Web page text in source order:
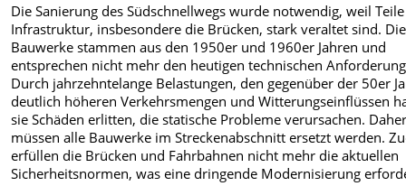
Die Sanierung des Südschnellwegs wurde notwendig, weil
Infrastruktur, insbesondere die Brücken, stark veraltet sind.
Bauwerke stammen aus den 1950er und 1960er Jahren und
entsprechen nicht mehr den heutigen technischen
Durch jahrzehntelange Belastungen, den gegenüber der 50er
deutlich höheren Verkehrsmengen und Witterungseinflüssen
sie Schäden erlitten, die statische Probleme verursachen.
müssen alle Bauwerke im Streckenabschnitt ersetzt werden.
erfüllen die Brücken und Fahrbahnen nicht mehr die aktuellen
Sicherheitsnormen, was eine dringende Modernisierung